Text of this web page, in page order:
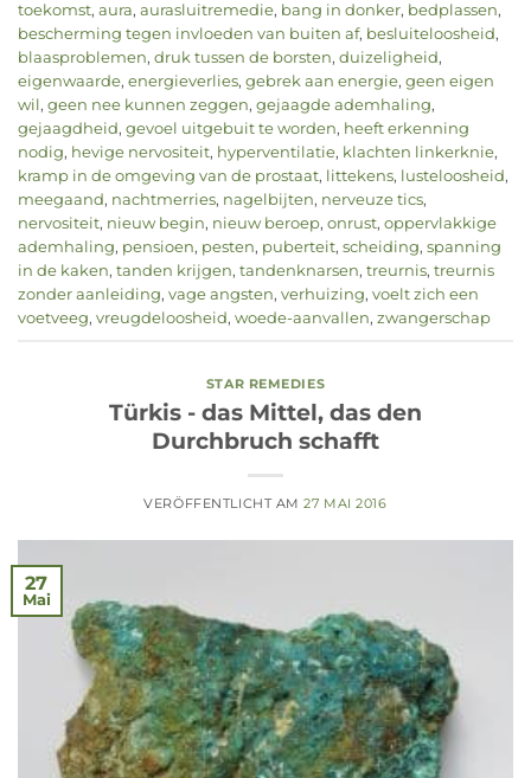
toekomst, aura, aurasluitremedie, bang in donker, bedplassen,
bescherming tegen invloeden van buiten af, besluiteloosheid,
blaasproblemen, druk tussen de borsten, duizeligheid,
eigenwaarde, energieverlies, gebrek aan energie, geen eigen
wil, geen nee kunnen zeggen, gejaagde ademhaling,
gejaagdheid, gevoel uitgebuit te worden, heeft erkenning
nodig, hevige nervositeit, hyperventilatie, klachten linkerknie,
kramp in de omgeving van de prostaat, littekens, lusteloosheid,
meegaand, nachtmerries, nagelbijten, nerveuze tics,
nervositeit, nieuw begin, nieuw beroep, onrust, oppervlakkige
ademhaling, pensioen, pesten, puberteit, scheiding, spanning
in de kaken, tanden krijgen, tandenknarsen, treurnis, treurnis
zonder aanleiding, vage angsten, verhuizing, voelt zich een
voetveeg, vreugdeloosheid, woede-aanvallen, zwangerschap
STAR REMEDIES
Türkis - das Mittel, das den
Durchbruch schafft
VERÖFFENTLICHT AM27 MAI 2016
27
Mai